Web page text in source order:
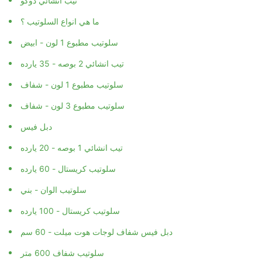
ما هي انواع السلوتيب ؟
سلوتيب مطبوع 1 لون - ابيض
تيب انشائي 2 بوصه - 35 يارده
سلوتيب مطبوع 1 لون - شفاف
سلوتيب مطبوع 3 لون - شفاف
دبل فيس
تيب انشائي 1 بوصه - 20 يارده
سلوتيب كريستال - 60 يارده
سلوتيب الوان - بني
سلوتيب كريستال - 100 يارده
دبل فيس شفاف لوجات هوت ميلت - 60 سم
سلوتيب شفاف 600 متر